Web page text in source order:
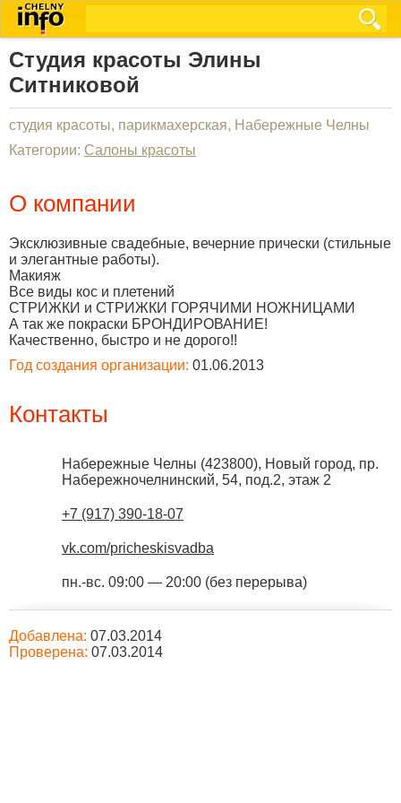
Студия красоты Элины
Ситниковой
студия красоты, парикмахерская, Набережные Челны
Категории: Салоны красоты
О компании
Эксклюзивные свадебные, вечерние прически (стильные
и элегантные работы).
Макияж
Все виды кос и плетений
СТРИЖКИ и СТРИЖКИ ГОРЯЧИМИ НОЖНИЦАМИ
А так же покраски БРОНДИРОВАНИЕ!
Качественно, быстро и не дорого!!
Год создания организации: 01.06.2013
Контакты
Набережные Челны (423800), Новый город, пр.
Набережночелнинский, 54, под.2, этаж 2
+7 (917) 390-18-07
vk.com/pricheskisvadba
пн.-вс. 09:00 — 20:00 (без перерыва)
Добавлена: 07.03.2014
Проверена: 07.03.2014